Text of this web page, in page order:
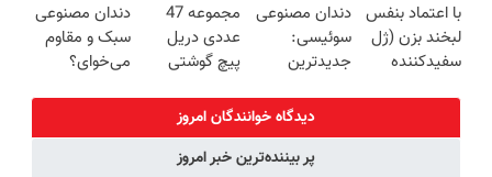
برگردون
(40%off)
تهران
رایگان+پرداخت
اقساطی😍
روزه ساخت!
با اعتماد بنفس
لبخند بزن (ژل
سفیدکننده
دندان مصنوعی
سوئیسی:
جدیدترین
سبک و مقاوم |
پرداخت قسطی
مجموعه 47
عددی دریل
پیچ گوشتی
به مدت
محدود)
دندان مصنوعی
سبک و مقاوم
می‌خوای؟
داریم!😍 | 📍
دیدگاه خوانندگان امروز
پر بیننده‌ترین خبر امروز